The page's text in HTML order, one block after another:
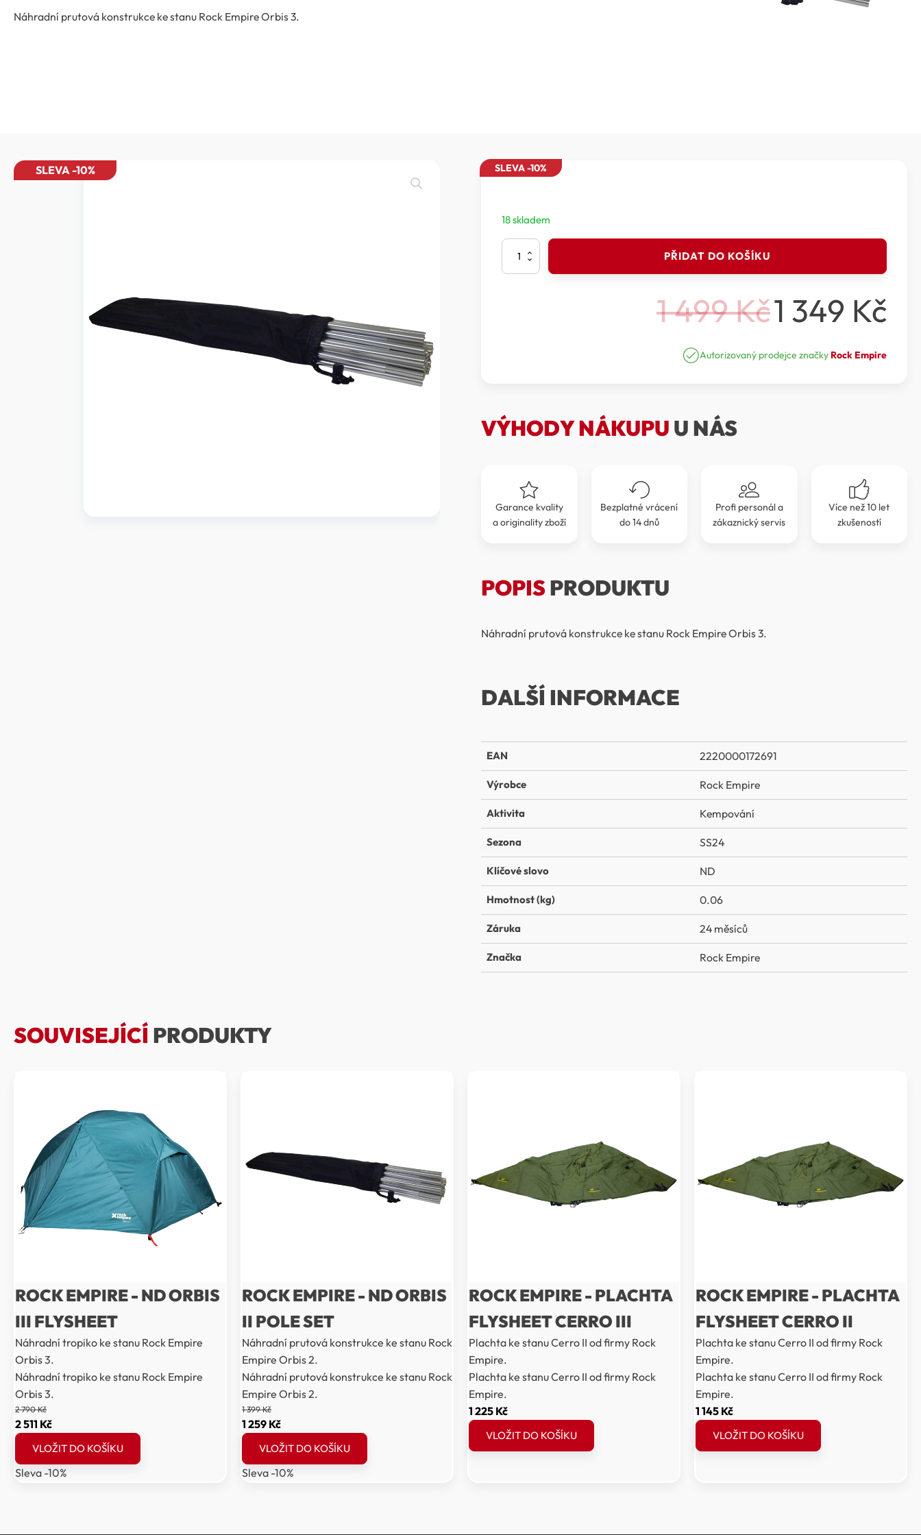
Náhradní prutová konstrukce ke stanu Rock Empire Orbis 3.
SLEVA -10% SLEVA -10%
18 skladem
Rock
-
PŘIDAT DO KOŠÍKU
1 499Kč
Původní
cena
1
1 349 Kč
Aktuální
cena
1
Autorizovaný prodejce značky Rock Empire
VÝHODY NÁKUPU U NÁS
Garance kvality
a originality zboží
Bezplatné vrácení
do 14 dnů
Profi personál a
zákaznický servis
Více než 10 let
zkušeností
POPISPRODUKTU
Náhradní prutová konstrukce ke stanu Rock Empire Orbis 3.
DALŠÍ INFORMACE
EAN 2220000172691
Výrobce Rock Empire
Aktivita Kempování
Sezona SS24
Klíčové slovo ND
Hmotnost (kg) 0.06
Záruka 24 měsíců
Značka Rock Empire
SOUVISEJÍCÍ PRODUKTY
ROCK EMPIRE - ND ORBIS
III FLYSHEET
Náhradní tropiko ke stanu Rock Empire
Orbis 3.
Náhradní tropiko ke stanu Rock Empire
Orbis 3.
2 790Kč
Původní
cena
byla:
2
2 511 KčAktuální
cena
2
VLOŽIT DO KOŠÍKU
Sleva -10%
ROCK EMPIRE - ND ORBIS
II POLE SET
Náhradní prutová konstrukce ke stanu Rock
Empire Orbis 2.
Náhradní prutová konstrukce ke stanu Rock
Empire Orbis 2.
1 399Kč
Původní
cena
byla:
1
1 259 KčAktuální
cena
1
VLOŽIT DO KOŠÍKU
Sleva -10%
ROCK EMPIRE - PLACHTA
FLYSHEET CERRO III
Plachta ke stanu Cerro II od firmy Rock
Empire.
Plachta ke stanu Cerro II od firmy Rock
Empire.
1 225 Kč
VLOŽIT DO KOŠÍKU
ROCK EMPIRE - PLACHTA
FLYSHEET CERRO II
Plachta ke stanu Cerro II od firmy Rock
Empire.
Plachta ke stanu Cerro II od firmy Rock
Empire.
1 145 Kč
VLOŽIT DO KOŠÍKU